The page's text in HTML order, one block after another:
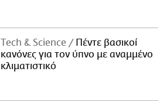
Τech & Science
Πέντε βασικοί
κανόνες για τον ύπνο με αναμμένο
κλιματιστικό